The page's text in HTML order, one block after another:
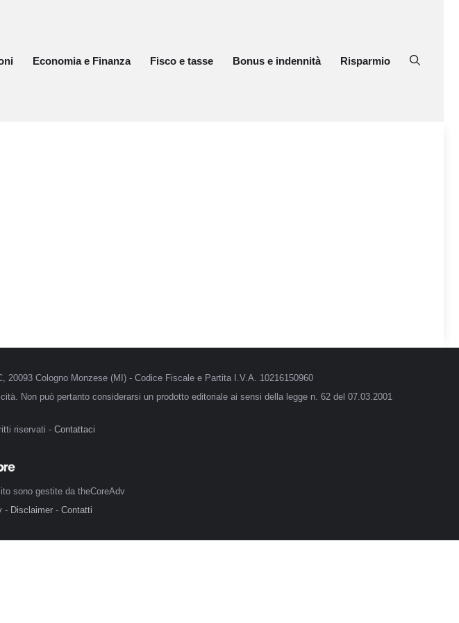
Economia e Finanza Fisco e tasse Bonus e indennità Risparmio
Cologno Monzese (MI) - Codice Fiscale e Partita I.V.A. 10216150960
Non può pertanto considerarsi un prodotto editoriale ai sensi della legge n. 62 del 07.03.2001
riservati - Contattaci
sono gestite da theCoreAdv
- Disclaimer- Contatti